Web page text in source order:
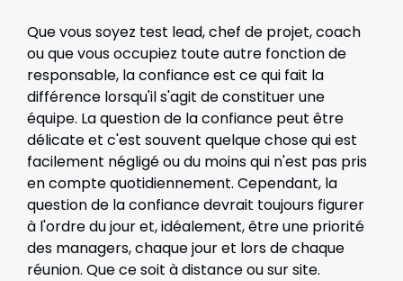
Que vous soyez test lead, chef de projet, coach
ou que vous occupiez toute autre fonction de
responsable, la confiance est ce qui fait la
différence lorsqu'il s'agit de constituer une
équipe. La question de la confiance peut être
délicate et c'est souvent quelque chose qui est
facilement négligé ou du moins qui n'est pas pris
en compte quotidiennement. Cependant, la
question de la confiance devrait toujours figurer
à l'ordre du jour et, idéalement, être une priorité
des managers, chaque jour et lors de chaque
réunion. Que ce soit à distance ou sur site.